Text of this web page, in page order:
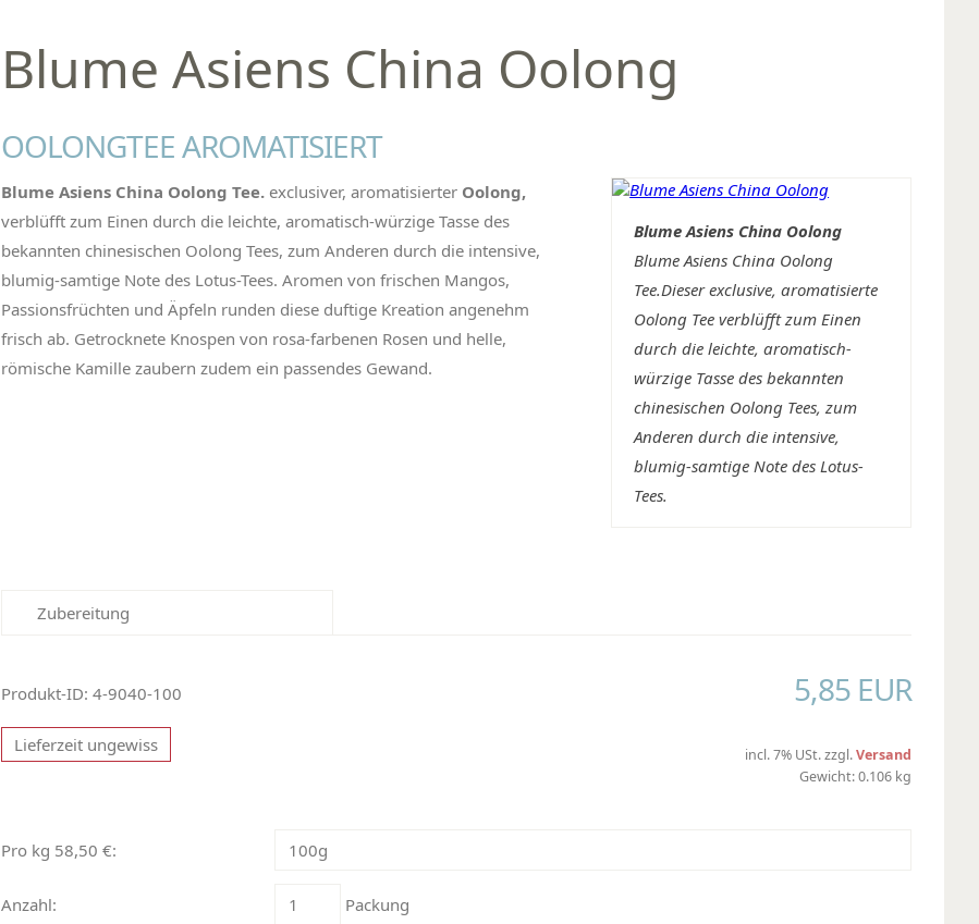
Blume Asiens China Oolong
OOLONGTEE AROMATISIERT
Blume Asiens China Oolong
Blume Asiens China Oolong
Tee.Dieser exclusive, aromatisierte
Oolong Tee verblüfft zum Einen
durch die leichte, aromatisch-
würzige Tasse des bekannten
chinesischen Oolong Tees, zum
Anderen durch die intensive,
blumig-samtige Note des Lotus-
Tees.
Blume Asiens China Oolong Tee. exclusiver, aromatisierter Oolong,
verblüfft zum Einen durch die leichte, aromatisch-würzige Tasse des
bekannten chinesischen Oolong Tees, zum Anderen durch die intensive,
blumig-samtige Note des Lotus-Tees. Aromen von frischen Mangos,
Passionsfrüchten und Äpfeln runden diese duftige Kreation angenehm
frisch ab. Getrocknete Knospen von rosa-farbenen Rosen und helle,
römische Kamille zaubern zudem ein passendes Gewand.
Zubereitung
Produkt-ID: 4-9040-100
Lieferzeit ungewiss
5,85 EUR
incl. 7% USt. zzgl.Versand
Gewicht: 0.106 kg
Pro kg 58,50 €:
Anzahl: Packung